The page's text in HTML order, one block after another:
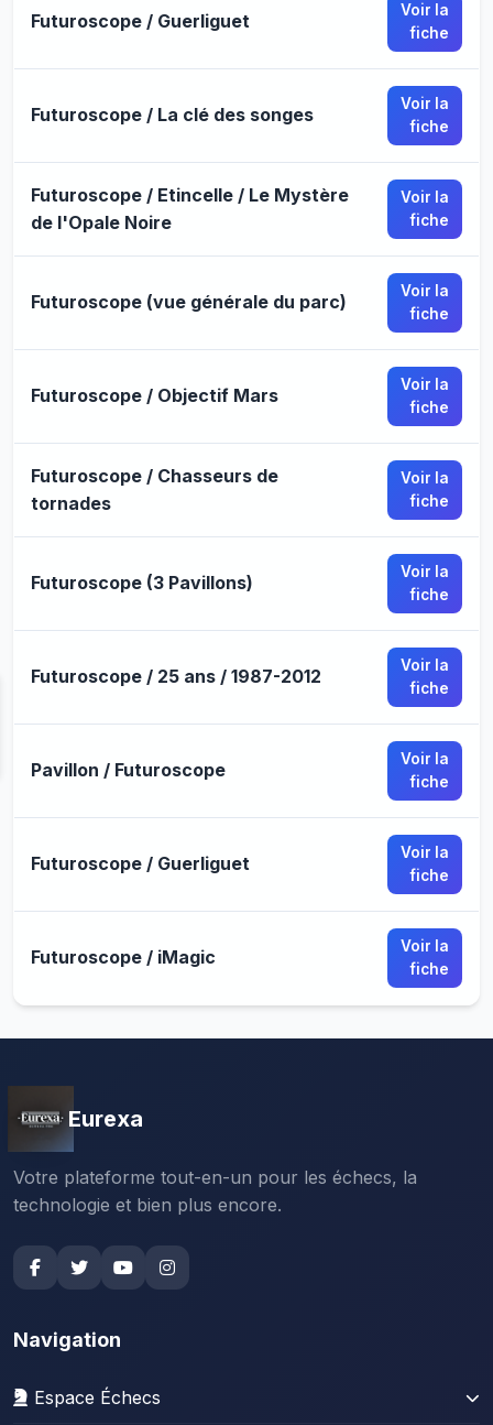
Futuroscope / Guerliguet
Voir la
fiche
Futuroscope / La clé des songes
Voir la
fiche
Futuroscope / Etincelle / Le Mystère
de l'Opale Noire
Voir la
fiche
Futuroscope (vue générale du parc)
Voir la
fiche
Futuroscope / Objectif Mars
Voir la
fiche
Futuroscope / Chasseurs de
tornades
Voir la
fiche
Futuroscope (3 Pavillons)
Voir la
fiche
Futuroscope / 25 ans / 1987-2012
Voir la
fiche
Pavillon / Futuroscope
Voir la
fiche
Futuroscope / Guerliguet
Voir la
fiche
Futuroscope / iMagic
Voir la
fiche
Eurexa
Votre plateforme tout-en-un pour les échecs, la
technologie et bien plus encore.
Navigation
Espace Échecs